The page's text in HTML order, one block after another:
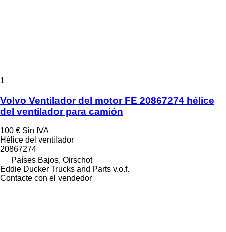
1
Volvo Ventilador del motor FE 20867274 hélice
del ventilador para camión
100 € Sin IVA
Hélice del ventilador
20867274
Países Bajos, Oirschot
Eddie Ducker Trucks and Parts v.o.f.
Contacte con el vendedor